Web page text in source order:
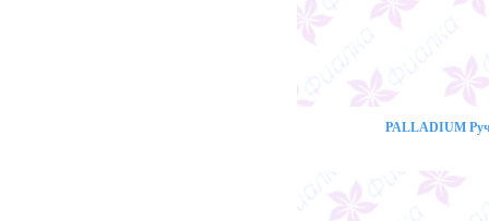
PALLADIUM